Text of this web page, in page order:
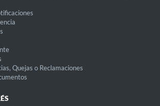
Quejas o Reclamaciones